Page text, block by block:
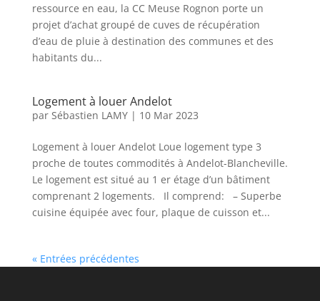
ressource en eau, la CC Meuse Rognon porte un
projet d’achat groupé de cuves de récupération
d’eau de pluie à destination des communes et des
habitants du...
Logement à louer Andelot
par Sébastien LAMY| 10 Mar 2023
Logement à louer Andelot Loue logement type 3
proche de toutes commodités à Andelot-Blancheville.
Le logement est situé au 1 er étage d’un bâtiment
comprenant 2 logements. Il comprend: – Superbe
cuisine équipée avec four, plaque de cuisson et...
« Entrées précédentes